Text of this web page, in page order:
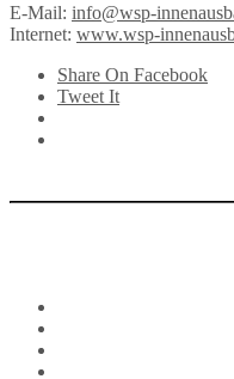
E-Mail: info@wsp-
Internet: www.wsp-
Share On Facebook
Tweet It